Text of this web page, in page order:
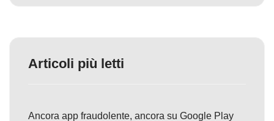
Articoli più letti
Ancora app fraudolente, ancora su Google Play